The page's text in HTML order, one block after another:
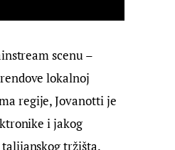
scenu –
lokalnoj
regije, Jovanotti je
i jakog
tržišta.